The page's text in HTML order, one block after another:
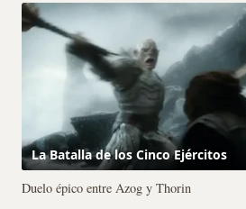
La Batalla de los Cinco Ejércitos
Duelo épico entre Azog y Thorin